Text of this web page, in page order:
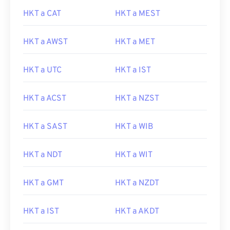
HKT a CAT HKT a MEST
HKT a AWST HKT a MET
HKT a UTC HKT a IST
HKT a ACST HKT a NZST
HKT a SAST HKT a WIB
HKT a NDT HKT a WIT
HKT a GMT HKT a NZDT
HKT a IST HKT a AKDT